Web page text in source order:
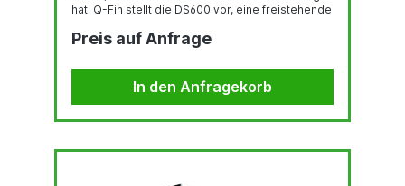
hat! Q-Fin stellt die DS600 vor, eine freistehende
Schneidteilen entfernt und Verunreinigungen in
der Entgratungsmaschine verhindert. Die DS600
wurde von Q-Fin entwickelt, um auf einfache
Weise Schlacke von Blechen mit einer Breite von
bis zu 600 mm zu entfernen. Spezifikation
Preis auf Anfrage
In den Anfragekorb